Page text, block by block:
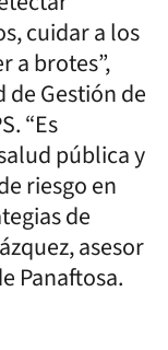
cuidar a los
a brotes”,
de Gestión de
“Es
pública y
riesgo en
de
asesor
Panaftosa.